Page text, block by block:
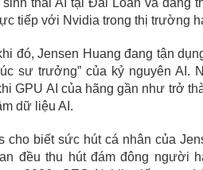
sinh thái AI tại Đài Loan và đang
tiếp với Nvidia trong thị trường
đó, Jensen Huang đang tận
sư trưởng” của kỷ nguyên
GPU AI của hãng gần như trở
dữ liệu AI.
cho biết sức hút cá nhân của
đều thu hút đám đông người